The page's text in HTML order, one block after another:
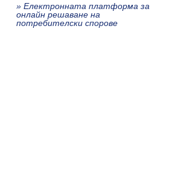
» Електронната платформа за
онлайн решаване на
потребителски спорове